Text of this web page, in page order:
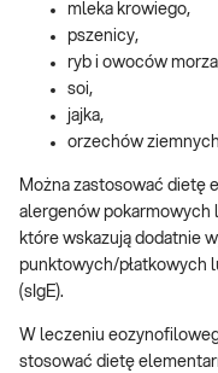
mleka krowiego,
pszenicy,
ryb i owoców
soi,
jajka,
orzechów
Można zastosować dietę
alergenów pokarmowych
które wskazują dodatnie
punktowych/płatkowych
(sIgE).
W leczeniu
stosować dietę